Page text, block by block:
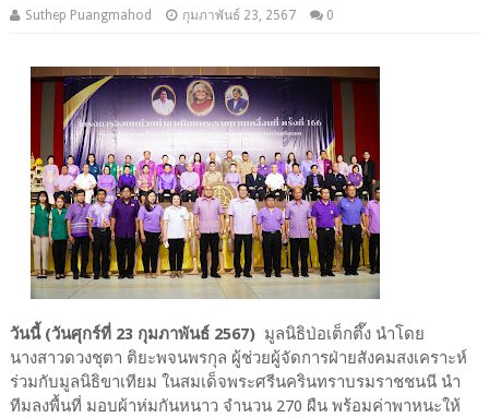
Suthep Puangmahod กุมภาพันธ์ 23, 2567 0
วันนี้ (วันศุกร์ที่ 23 กุมภาพันธ์ 2567)มูลนิธิป่อเต็กตึ๊ง นำโดย
นางสาวดวงชุตา ติยะพจนพรกุล ผู้ช่วยผู้จัดการฝ่ายสังคมสงเคราะห์
ร่วมกับมูลนิธิขาเทียม ในสมเด็จพระศรีนครินทราบรมราชชนนี นำ
ทีมลงพื้นที่ มอบผ้าห่มกันหนาว จำนวน 270 ผืน พร้อมค่าพาหนะให้